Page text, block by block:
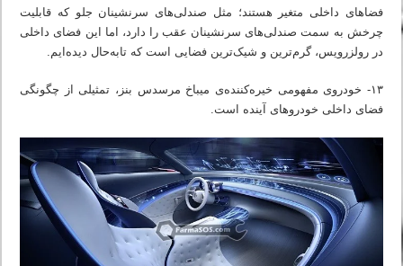
فضاهای داخلی متغیر هستند؛ مثل صندلی‌های سرنشینان جلو که قابلیت
چرخش به سمت صندلی‌های سرنشینان عقب را دارد، اما این فضای داخلی
در رولزرویس، گرم‌ترین و شیک‌ترین فضایی است که تابه‌حال دیده‌ایم.
۱۳- خودروی مفهومی خیره‌کننده‌ی میباخ مرسدس بنز، تمثیلی از چگونگی
فضای داخلی خودروهای آینده است.